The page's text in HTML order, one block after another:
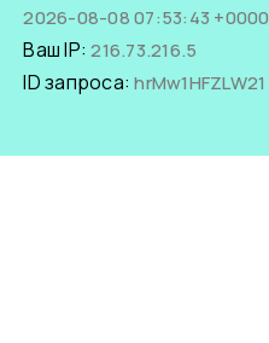
2026-08-08 07:53:43 +0000
Ваш IP:216.73.216.5
ID запроса:hrMw1HFZLW21